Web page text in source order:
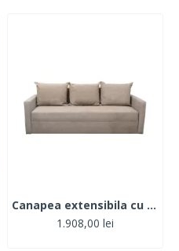
Canapea extensibila cu brate si perne, Toms, tapiterie din stofa 210 X 90 Beige Melange
1.908,00 lei